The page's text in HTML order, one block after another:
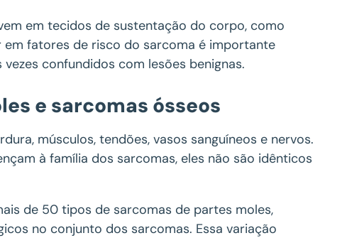
em tecidos de sustentação do corpo, como
em fatores de risco do sarcoma é importante
confundidos com lesões benignas.
e sarcomas ósseos
músculos, tendões, vasos sanguíneos e nervos.
à família dos sarcomas, eles não são idênticos
de 50 tipos de sarcomas de partes moles,
no conjunto dos sarcomas. Essa variação